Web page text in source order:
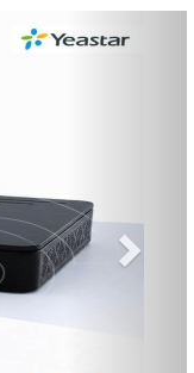
#حلول_الاتصالات
#مراكز_الاتصال